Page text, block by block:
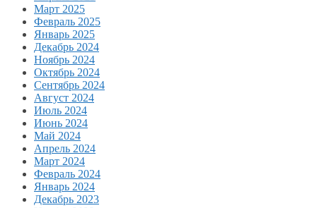
Март 2025
Февраль 2025
Январь 2025
Декабрь 2024
Ноябрь 2024
Октябрь 2024
Сентябрь 2024
Август 2024
Июль 2024
Июнь 2024
Май 2024
Апрель 2024
Март 2024
Февраль 2024
Январь 2024
Декабрь 2023